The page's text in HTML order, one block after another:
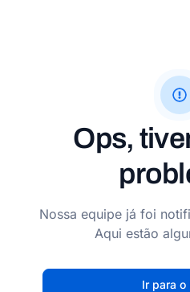
Ops,
Nossa equipe já foi
Aqui estão
Ir para o